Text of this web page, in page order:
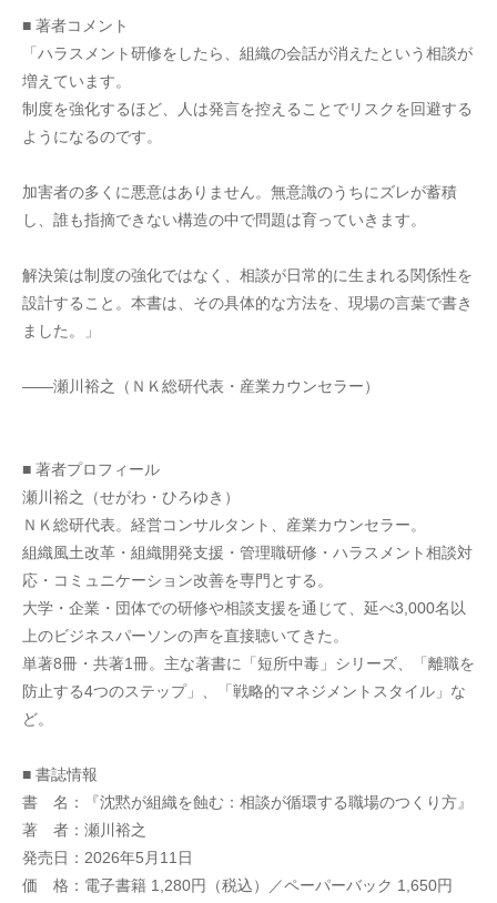
■ 著者コメント
「ハラスメント研修をしたら、組織の会話が消えたという相談が
増えています。
制度を強化するほど、人は発言を控えることでリスクを回避する
ようになるのです。
加害者の多くに悪意はありません。無意識のうちにズレが蓄積
し、誰も指摘できない構造の中で問題は育っていきます。
解決策は制度の強化ではなく、相談が日常的に生まれる関係性を
設計すること。本書は、その具体的な方法を、現場の言葉で書き
ました。」
――瀬川裕之（ＮＫ総研代表・産業カウンセラー）
■ 著者プロフィール
瀬川裕之（せがわ・ひろゆき）
ＮＫ総研代表。経営コンサルタント、産業カウンセラー。
組織風土改革・組織開発支援・管理職研修・ハラスメント相談対
応・コミュニケーション改善を専門とする。
大学・企業・団体での研修や相談支援を通じて、延べ3,000名以
上のビジネスパーソンの声を直接聴いてきた。
単著8冊・共著1冊。主な著書に「短所中毒」シリーズ、「離職を
防止する4つのステップ」、「戦略的マネジメントスタイル」な
ど。
■ 書誌情報
書　名：『沈黙が組織を蝕む：相談が循環する職場のつくり方』
著　者：瀬川裕之
発売日：2026年5月11日
価　格：電子書籍 1,280円（税込）／ペーパーバック 1,650円